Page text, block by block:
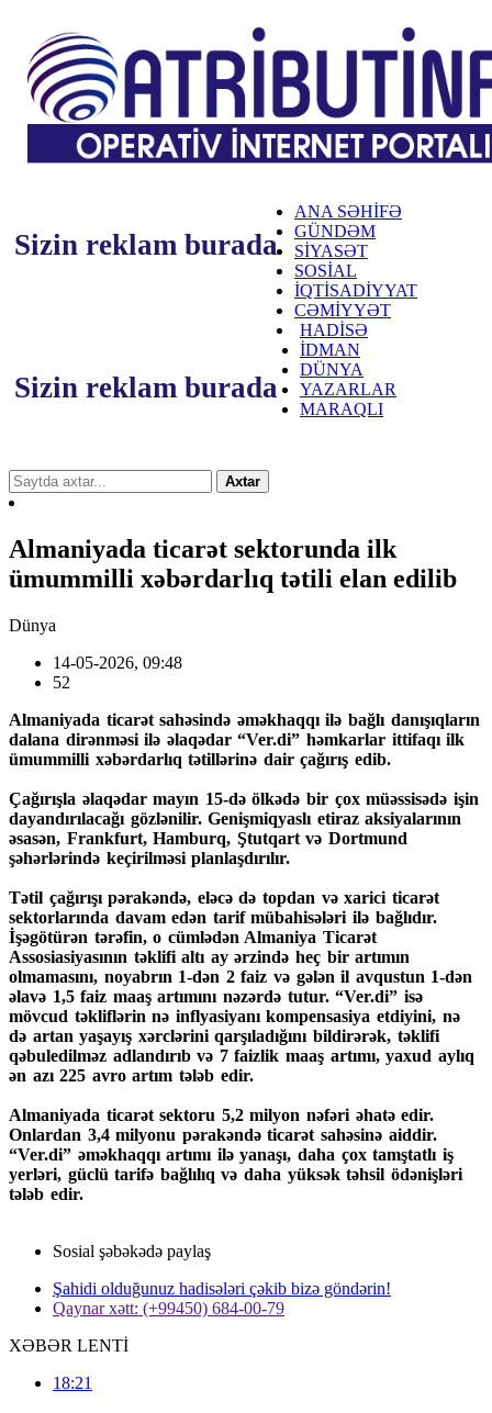
Sizin reklam burada
Sizin reklam burada
ANA SƏHİFƏ
GÜNDƏM
SİYASƏT
SOSİAL
İQTİSADİYYAT
CƏMİYYƏT
HADİSƏ
İDMAN
DÜNYA
YAZARLAR
MARAQLI
Axtar
Almaniyada ticarət sektorunda ilk
ümummilli xəbərdarlıq tətili elan edilib
Dünya
14-05-2026, 09:48
52
Almaniyada ticarət sahəsində əməkhaqqı ilə bağlı danışıqların
dalana dirənməsi ilə əlaqədar “Ver.di” həmkarlar ittifaqı ilk
ümummilli xəbərdarlıq tətillərinə dair çağırış edib.
Çağırışla əlaqədar mayın 15-də ölkədə bir çox müəssisədə işin
dayandırılacağı gözlənilir. Genişmiqyaslı etiraz aksiyalarının
əsasən, Frankfurt, Hamburq, Ştutqart və Dortmund
şəhərlərində keçirilməsi planlaşdırılır.
Tətil çağırışı pərakəndə, eləcə də topdan və xarici ticarət
sektorlarında davam edən tarif mübahisələri ilə bağlıdır.
İşəgötürən tərəfin, o cümlədən Almaniya Ticarət
Assosiasiyasının təklifi altı ay ərzində heç bir artımın
olmamasını, noyabrın 1-dən 2 faiz və gələn il avqustun 1-dən
əlavə 1,5 faiz maaş artımını nəzərdə tutur. “Ver.di” isə
mövcud təkliflərin nə inflyasiyanı kompensasiya etdiyini, nə
də artan yaşayış xərclərini qarşıladığını bildirərək, təklifi
qəbuledilməz adlandırıb və 7 faizlik maaş artımı, yaxud aylıq
ən azı 225 avro artım tələb edir.
Almaniyada ticarət sektoru 5,2 milyon nəfəri əhatə edir.
Onlardan 3,4 milyonu pərakəndə ticarət sahəsinə aiddir.
“Ver.di” əməkhaqqı artımı ilə yanaşı, daha çox tamştatlı iş
yerləri, güclü tarifə bağlılıq və daha yüksək təhsil ödənişləri
tələb edir.
Sosial şəbəkədə paylaş
Şahidi olduğunuz hadisələri çəkib bizə göndərin!
Qaynar xətt: (+99450) 684-00-79
XƏBƏR LENTİ
18:21